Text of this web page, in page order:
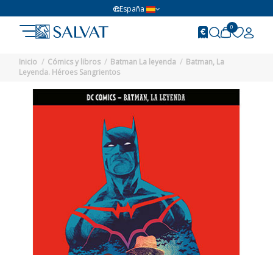
España
0
Inicio Cómics y libros Batman La leyenda
Batman, La
Leyenda. Héroes Sangrientos